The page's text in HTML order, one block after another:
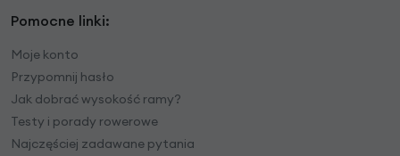
Pomocne linki:
Moje konto
Przypomnij hasło
Jak dobrać wysokość ramy?
Testy i porady rowerowe
Najczęściej zadawane pytania